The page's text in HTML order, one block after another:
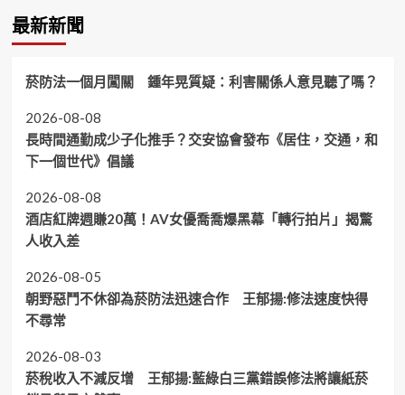
最新新聞
菸防法一個月闖關 鍾年晃質疑：利害關係人意見聽了嗎？
2026-08-08
長時間通勤成少子化推手？交安協會發布《居住，交通，和
下一個世代》倡議
2026-08-08
酒店紅牌週賺20萬！AV女優喬喬爆黑幕「轉行拍片」揭驚
人收入差
2026-08-05
朝野惡鬥不休卻為菸防法迅速合作 王郁揚:修法速度快得
不尋常
2026-08-03
菸稅收入不減反增 王郁揚:藍綠白三黨錯誤修法將讓紙菸